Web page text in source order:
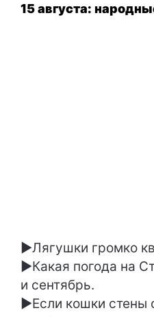
15 августа:
►Лягушки громко
►Какая погода на
и сентябрь.
►Если кошки стены